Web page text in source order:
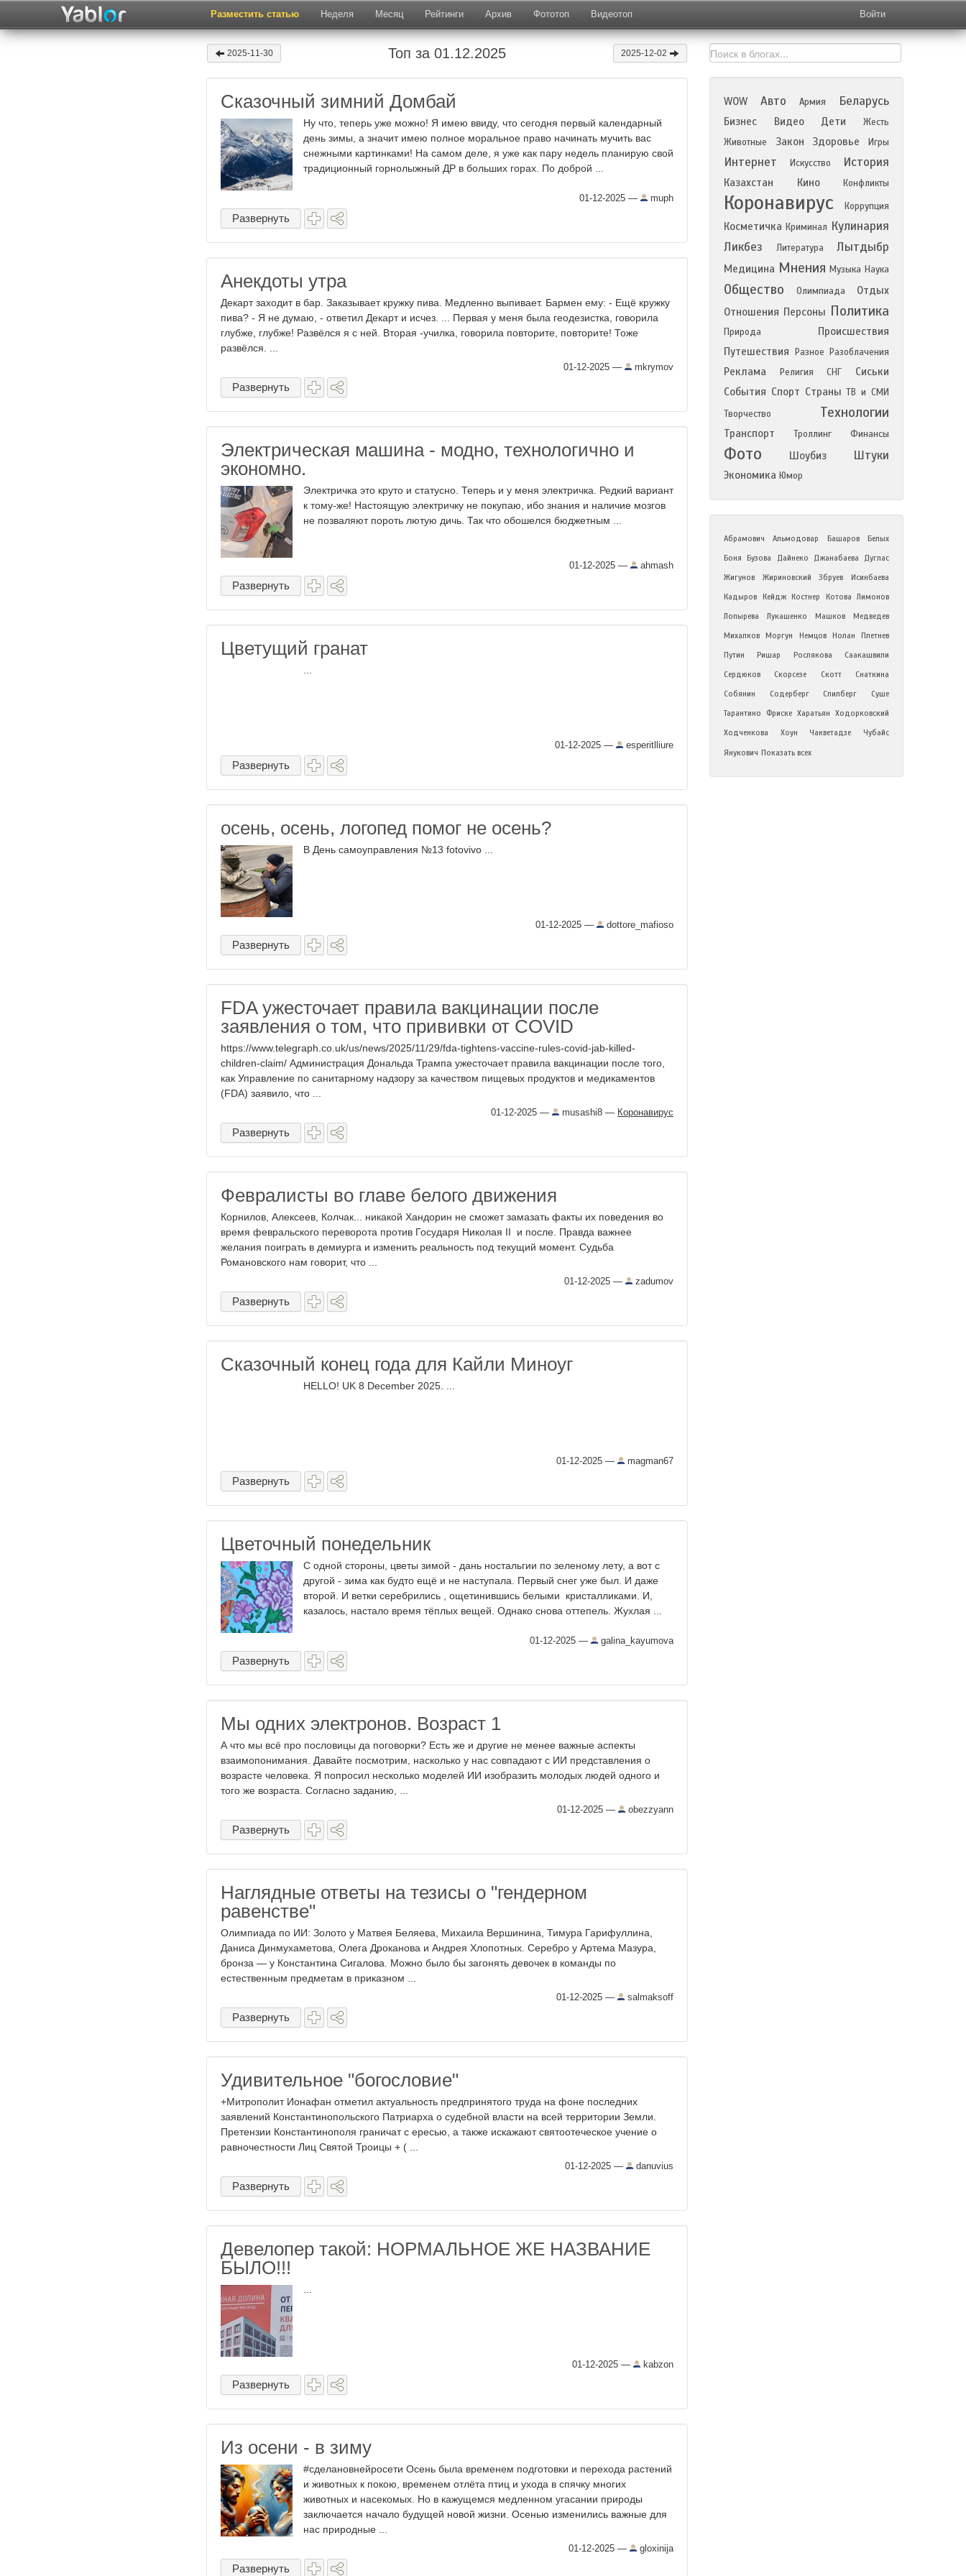
Разместить статью Неделя Месяц Рейтинги Архив Фототоп Видеотоп Войти
2025-11-30 Топ за 01.12.2025 2025-12-02
Сказочный зимний Домбай
Ну что, теперь уже можно! Я имею ввиду, что сегодня первый календарный
день зимы, а значит имею полное моральное право начинать мучить вас
снежными картинками! На самом деле, я уже как пару недель планирую свой
традиционный горнолыжный ДР в больших горах. По доброй ...
01-12-2025 — muph
Развернуть
Анекдоты утра
Декарт заходит в бар. Заказывает кружку пива. Медленно выпивает. Бармен ему: - Ещё кружку
пива? - Я не думаю, - ответил Декарт и исчез. ... Первая у меня была геодезистка, говорила
глубже, глубже! Развёлся я с ней. Вторая -училка, говорила повторите, повторите! Тоже
развёлся. ...
01-12-2025 — mkrymov
Развернуть
Электрическая машина - модно, технологично и
экономно.
Электричка это круто и статусно. Теперь и у меня электричка. Редкий вариант
к тому-же! Настоящую электричку не покупаю, ибо знания и наличие мозгов
не позваляют пороть лютую дичь. Так что обошелся бюджетным ...
01-12-2025 — ahmash
Развернуть
Цветущий гранат
01-12-2025 — esperitlliure
Развернуть
осень, осень, логопед помог не осень?
В День самоуправления №13 fotovivo ...
01-12-2025 — dottore_mafioso
Развернуть
FDA ужесточает правила вакцинации после
заявления о том, что прививки от COVID
https://www.telegraph.co.uk/us/news/2025/11/29/fda-tightens-vaccine-rules-covid-jab-killed-
children-claim/ Администрация Дональда Трампа ужесточает правила вакцинации после того,
как Управление по санитарному надзору за качеством пищевых продуктов и медикаментов
(FDA) заявило, что ...
01-12-2025 — musashi8 — Коронавирус
Развернуть
Февралисты во главе белого движения
Корнилов, Алексеев, Колчак... никакой Хандорин не сможет замазать факты их поведения во
время февральского переворота против Государя Николая II и после. Правда важнее
желания поиграть в демиурга и изменить реальность под текущий момент. Судьба
Романовского нам говорит, что ...
01-12-2025 — zadumov
Развернуть
Сказочный конец года для Кайли Миноуг
HELLO! UK 8 December 2025. ...
01-12-2025 — magman67
Развернуть
Цветочный понедельник
С одной стороны, цветы зимой - дань ностальгии по зеленому лету, а вот с
другой - зима как будто ещё и не наступала. Первый снег уже был. И даже
второй. И ветки серебрились , ощетинившись белыми кристалликами. И,
казалось, настало время тёплых вещей. Однако снова оттепель. Жухлая ...
01-12-2025 — galina_kayumova
Развернуть
Мы одних электронов. Возраст 1
А что мы всё про пословицы да поговорки? Есть же и другие не менее важные аспекты
взаимопонимания. Давайте посмотрим, насколько у нас совпадают с ИИ представления о
возрасте человека. Я попросил несколько моделей ИИ изобразить молодых людей одного и
того же возраста. Согласно заданию, ...
01-12-2025 — obezzyann
Развернуть
Наглядные ответы на тезисы о "гендерном
равенстве"
Олимпиада по ИИ: Золото у Матвея Беляева, Михаила Вершинина, Тимура Гарифуллина,
Даниса Динмухаметова, Олега Дроканова и Андрея Хлопотных. Серебро у Артема Мазура,
бронза — у Константина Сигалова. Можно было бы загонять девочек в команды по
естественным предметам в приказном ...
01-12-2025 — salmaksoff
Развернуть
Удивительное "богословие"
+Митрополит Ионафан отметил актуальность предпринятого труда на фоне последних
заявлений Константинопольского Патриарха о судебной власти на всей территории Земли.
Претензии Константинополя граничат с ересью, а также искажают святоотеческое учение о
равночестности Лиц Святой Троицы + ( ...
01-12-2025 — danuvius
Развернуть
Девелопер такой: НОРМАЛЬНОЕ ЖЕ НАЗВАНИЕ
БЫЛО!!!
01-12-2025 — kabzon
Развернуть
Из осени - в зиму
#сделановнейросети Осень была временем подготовки и перехода растений
и животных к покою, временем отлёта птиц и ухода в спячку многих
животных и насекомых. Но в кажущемся медленном угасании природы
заключается начало будущей новой жизни. Осенью изменились важные для
нас природные ...
01-12-2025 — gloxinija
Развернуть
WOW Авто Армия Беларусь
Бизнес Видео Дети
Жесть
Животные
Закон Здоровье Игры
Интернет Искусство История
Казахстан Кино Конфликты
Коронавирус Коррупция
Косметичка Криминал Кулинария
Ликбез
Литература Лытдыбр
Медицина Мнения Музыка Наука
Общество Олимпиада
Отдых
Отношения Персоны Политика
Природа
Происшествия
Путешествия
Разное Разоблачения
Реклама Религия СНГ
Сиськи
События Спорт Страны ТВ и СМИ
Творчество
Технологии
Транспорт Троллинг Финансы
Фото Шоубиз Штуки
Экономика Юмор
Абрамович Альмодовар Башаров
Белых
Боня
Бузова Дайнеко Джанабаева
Дуглас
Жигунов
Жириновский Збруев
Исинбаева
Кадыров
Кейдж Костнер Котова Лимонов
Лопырева
Лукашенко Машков
Медведев
Михалков
Моргун Немцов Нолан
Плетнев
Путин
Ришар Рослякова
Саакашвили
Сердюков
Скорсезе Скотт
Снаткина
Собянин
Содерберг Спилберг
Суше
Тарантино
Фриске Харатьян Ходорковский
Ходченкова
Хоун Чакветадзе
Чубайс
Янукович Показать всех